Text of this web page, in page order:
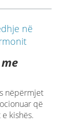
nëpërmjet
që
kishës.